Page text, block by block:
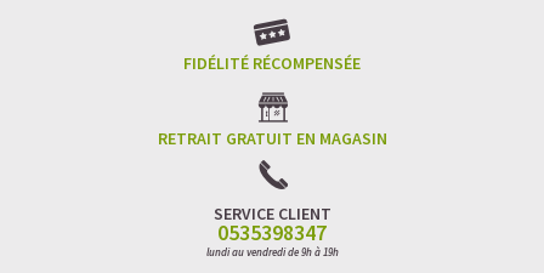
FIDÉLITÉ RÉCOMPENSÉE
RETRAIT GRATUIT EN MAGASIN
SERVICE CLIENT
0535398347
lundi au vendredi de 9h à 19h